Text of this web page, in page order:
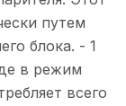
путем
блока. - 1
в режим
всего